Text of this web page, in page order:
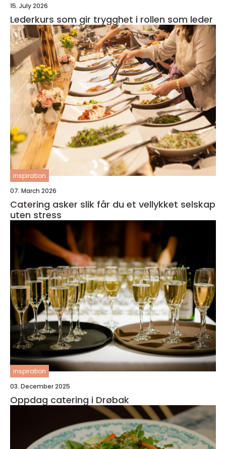
15. July 2026
Lederkurs som gir trygghet i rollen som leder
inspiration
07. March 2026
Catering asker slik får du et vellykket selskap
uten stress
inspiration
03. December 2025
Oppdag catering i Drøbak